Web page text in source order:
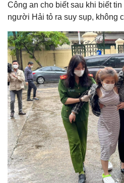
Công an cho biết sau khi biết
người Hải tỏ ra suy sụp, không